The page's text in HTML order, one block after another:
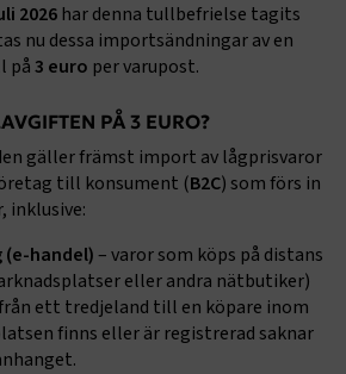
2026 har denna tullbefrielse tagits
nu dessa importsändningar av en
på3 euro per varupost.
PÅ 3 EURO?
gäller främst import av lågprisvaror
till konsument (B2C) som förs in
inklusive:
(e-handel)– varor som köps på distans
eller andra nätbutiker)
ett tredjeland till en köpare inom
finns eller är registrerad saknar